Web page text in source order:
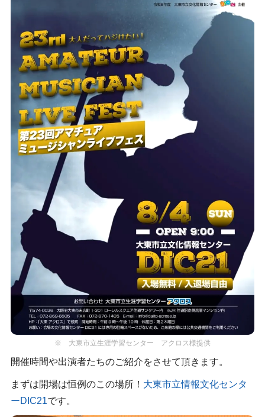
※ 大東市立生涯学習センター アクロス様提供
開催時間や出演者たちのご紹介をさせて頂きます。
まずは開場は恒例のこの場所！ 大東市立情報文化センタ
ーDIC21です。